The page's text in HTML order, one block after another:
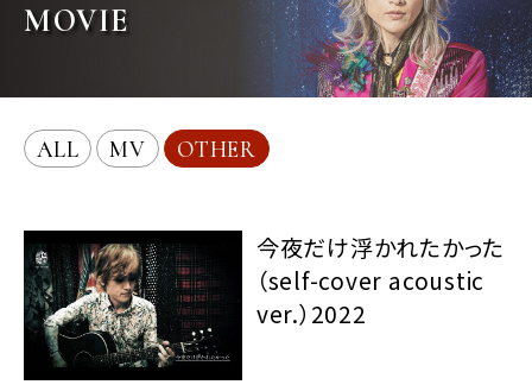
MOVIE
ALL MV OTHER
今夜だけ浮かれたかった
（self-cover acoustic
ver.）2022